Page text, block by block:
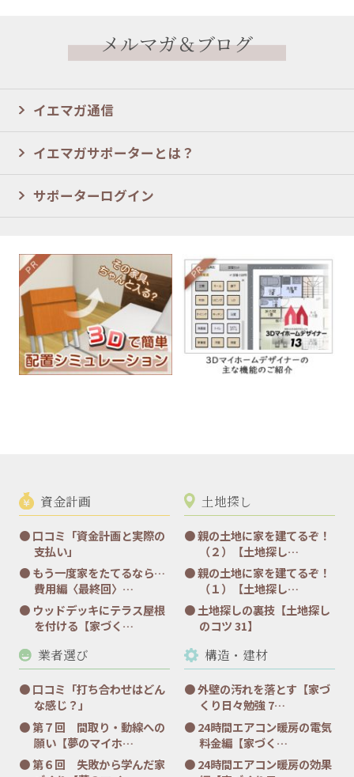
メルマガ＆ブログ
イエマガ通信
イエマガサポーターとは？
サポーターログイン
資金計画
口コミ「資金計画と実際の
支払い」
もう一度家をたてるなら…
費用編〈最終回〉…
ウッドデッキにテラス屋根
を付ける【家づく…
土地探し
親の土地に家を建てるぞ！
（２）【土地探し…
親の土地に家を建てるぞ！
（１）【土地探し…
土地探しの裏技【土地探し
のコツ 31】
業者選び
口コミ「打ち合わせはどん
な感じ？」
第７回 間取り・動線への
願い【夢のマイホ…
第６回 失敗から学んだ家
構造・建材
外壁の汚れを落とす【家づ
くり日々勉強 7…
24時間エアコン暖房の電気
料金編【家づく…
24時間エアコン暖房の効果